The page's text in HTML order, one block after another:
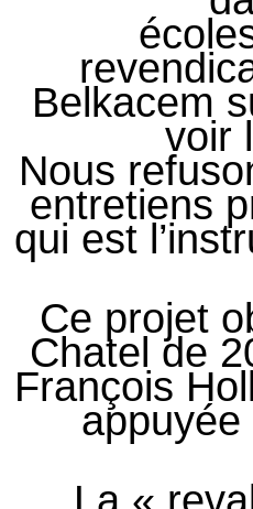
Belkacem
voir
Nous
entretiens
qui est
Ce projet
Chatel de
François
appuyée